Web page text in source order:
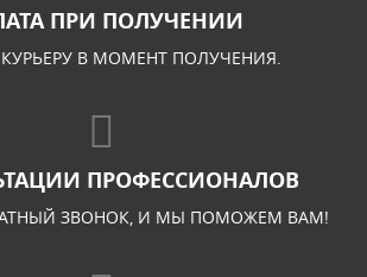
ПРИ ПОЛУЧЕНИИ
В МОМЕНТ ПОЛУЧЕНИЯ.
ПРОФЕССИОНАЛОВ
ЗВОНОК, И МЫ ПОМОЖЕМ ВАМ!